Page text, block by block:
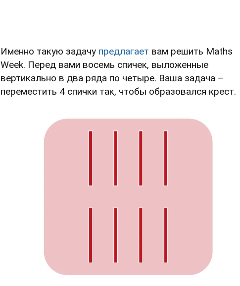
Именно такую задачу предлагает вам решить Maths
Week. Перед вами восемь спичек, выложенные
вертикально в два ряда по четыре. Ваша задача –
переместить 4 спички так, чтобы образовался крест.